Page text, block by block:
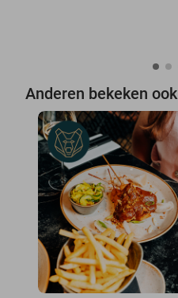
Anderen bekeken ook